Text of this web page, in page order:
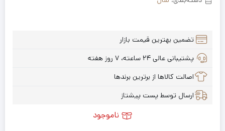
تضمین بهترین قیمت بازار
پشتیبانی عالی ۲۴ ساعته، ۷ روز هفته
اصالت کالاها از برترین برندها
ارسال توسط پست پیشتاز
ناموجود